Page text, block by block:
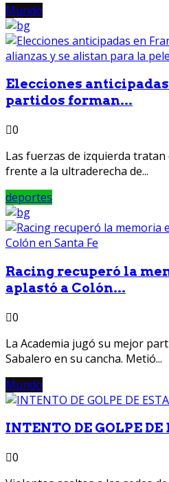
Mundo
Elecciones
partidos forman...
0
Las fuerzas de izquierda
frente a la ultraderecha de...
deportes
Racing recuperó la
aplastó a Colón...
0
La Academia jugó su mejor
Sabalero en su cancha. Metió...
Mundo
INTENTO DE GOLPE DE
0